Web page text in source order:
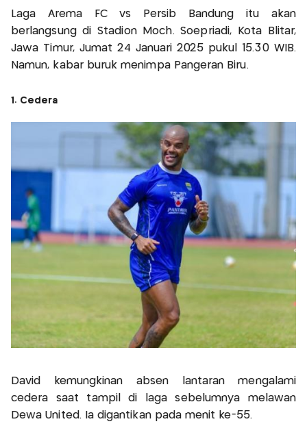
Laga Arema FC vs Persib Bandung itu akan
berlangsung di Stadion Moch. Soepriadi, Kota Blitar,
Jawa Timur, Jumat 24 Januari 2025 pukul 15.30 WIB.
Namun, kabar buruk menimpa Pangeran Biru.
1. Cedera
David kemungkinan absen lantaran mengalami
cedera saat tampil di laga sebelumnya melawan
Dewa United. Ia digantikan pada menit ke-55.